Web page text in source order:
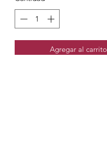
Agregar al carrito